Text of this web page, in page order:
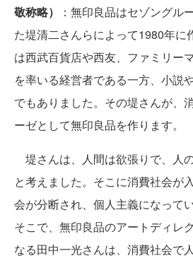
敬称略）
：無印良品はセゾングル
た堤清二さんらによって1980年に
は西武百貨店や西友、ファミリー
を率いる経営者である一方、小説
でもありました。その堤さんが、
ーゼとして無印良品を作ります。
堤さんは、人間は欲張りで、人
と考えました。そこに消費社会が
会が分断され、個人主義になって
そこで、無印良品のアートディレ
なる田中一光さんは、消費社会で